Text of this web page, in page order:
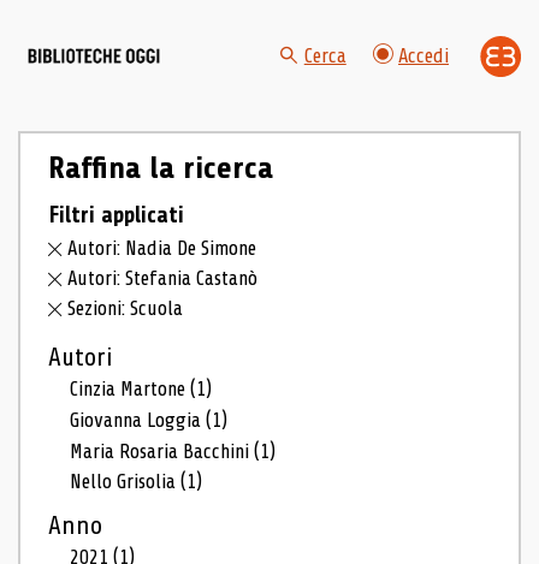
Cerca Accedi
Raffina la ricerca
Filtri applicati
Autori: Nadia De Simone
Autori: Stefania Castanò
Sezioni: Scuola
Autori
Cinzia Martone(1)
Giovanna Loggia(1)
Maria Rosaria Bacchini(1)
Nello Grisolia(1)
Anno
2021(1)